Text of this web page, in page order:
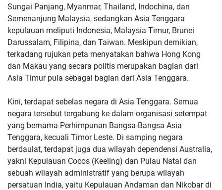
Sungai Panjang, Myanmar, Thailand, Indochina, dan
Semenanjung Malaysia, sedangkan Asia Tenggara
kepulauan meliputi Indonesia, Malaysia Timur, Brunei
Darussalam, Filipina, dan Taiwan. Meskipun demikian,
terkadang rujukan peta menyatakan bahwa Hong Kong
dan Makau yang secara politis merupakan bagian dari
Asia Timur pula sebagai bagian dari Asia Tenggara.
Kini, terdapat sebelas negara di Asia Tenggara. Semua
negara tersebut tergabung ke dalam organisasi setempat
yang bernama Perhimpunan Bangsa-Bangsa Asia
Tenggara, kecuali Timor Leste. Di samping negara
berdaulat, terdapat juga dua wilayah dependensi Australia,
yakni Kepulauan Cocos (Keeling) dan Pulau Natal dan
sebuah wilayah administratif yang berupa wilayah
persatuan India, yaitu Kepulauan Andaman dan Nikobar di